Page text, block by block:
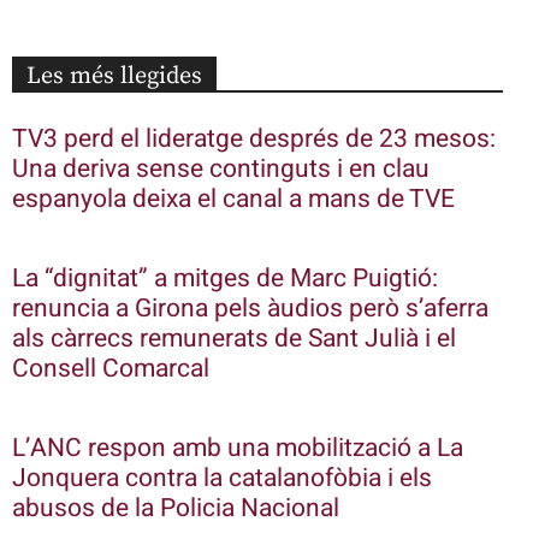
Les més llegides
TV3 perd el lideratge després de 23 mesos:
Una deriva sense continguts i en clau
espanyola deixa el canal a mans de TVE
La “dignitat” a mitges de Marc Puigtió:
renuncia a Girona pels àudios però s’aferra
als càrrecs remunerats de Sant Julià i el
Consell Comarcal
L’ANC respon amb una mobilització a La
Jonquera contra la catalanofòbia i els
abusos de la Policia Nacional